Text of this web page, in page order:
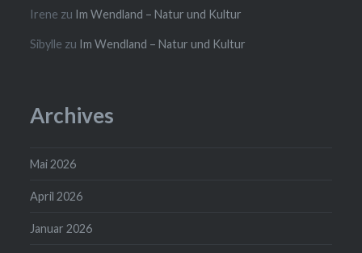
Irene zu Im Wendland – Natur und Kultur
Sibylle zu Im Wendland – Natur und Kultur
Archives
Mai 2026
April 2026
Januar 2026